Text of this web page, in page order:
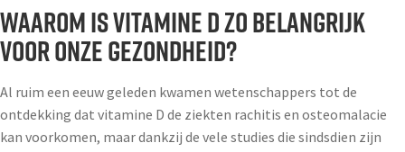
Waarom is vitamine D zo belangrijk
voor onze gezondheid?
Al ruim een eeuw geleden kwamen wetenschappers tot de
ontdekking dat vitamine D de ziekten rachitis en osteomalacie
kan voorkomen, maar dankzij de vele studies die sindsdien zijn